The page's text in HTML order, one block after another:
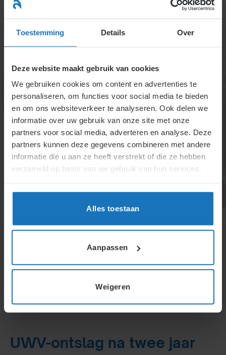
Toestemming Details Over
Deze website maakt gebruik van cookies
We gebruiken cookies om content en advertenties te
personaliseren, om functies voor social media te bieden
en om ons websiteverkeer te analyseren. Ook delen we
informatie over uw gebruik van onze site met onze
partners voor social media, adverteren en analyse. Deze
partners kunnen deze gegevens combineren met andere
informatie die u aan ze heeft verstrekt of die ze hebben
verzameld op basis van uw gebruik van hun services.
Alles toestaan
Aanpassen
Weigeren
naar
inhoud
Ontslag na twee jaar
arbeidsongeschiktheid
Bij langdurige arbeidsongeschiktheid (> 2 jaar) kan
ontslag volgen via het UWV. Een werkgever toont aan
dat herstel of herplaatsing niet mogelijk is (in de
compensatie aanvragen bij het UWV. Ontslag is niet
toegestaan zolang er nog een loonsanctie geldt
ziek
UWV-ontslag na twee jaar